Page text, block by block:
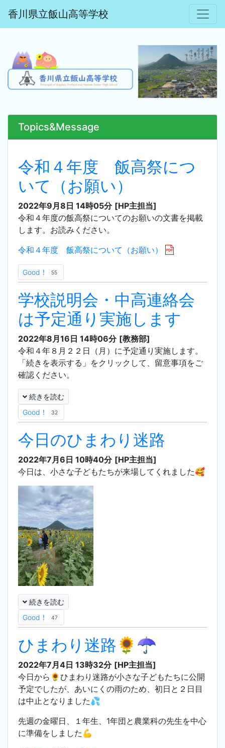
香川県立飯山高等学校
Topics&Message
令和４年度 飯高祭につ
いて（お願い）
2022年9月8日 14時05分 [HP主担当]
令和４年度の飯高祭についてのお願いの文書を掲載
します。お読みください。
令和４年度 飯高祭について（お願い）
Good！ 55
学校説明会・中高連絡会
は予定通り実施します
2022年8月16日 14時06分 [教務部]
令和４年８月２２日（月）に予定通り実施します。
「続きを表示する」をクリックして、留意事項をご
確認ください。
続きを読む
Good！
32
今日のひまわり迷路
2022年7月6日 10時40分 [HP主担当]
今日は、小さな子どもたちが来場してくれました‪🥰
続きを読む
Good！
47
ひまわり迷路🌻☂
2022年7月4日 13時32分 [HP主担当]
今日から🌻ひまわり迷路が小さな子どもたちに公開
予定でしたが、あいにくの雨のため、初日と２日目
は中止となりました💦
先週の金曜日、１年生、1年団と農業科の先生を中心
に準備をしました💪